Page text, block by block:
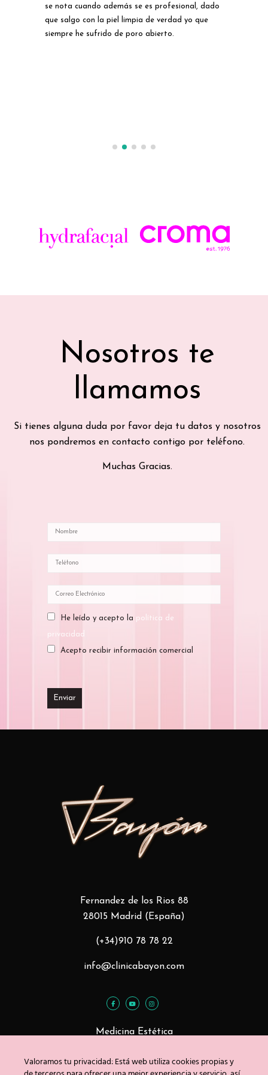
se nota cuando además se es profesional, dado
que salgo con la piel limpia de verdad yo que
siempre he sufrido de poro abierto.
Nosotros te
llamamos
Si tienes alguna duda por favor deja tu datos y nosotros
nos pondremos en contacto contigo por teléfono.
Muchas Gracias.
He leído y acepto la política de
privacidad
Acepto recibir información comercial
Fernandez de los Rios 88
28015 Madrid (España)
(+34)910 78 78 22
info@clinicabayon.com
Medicina Estética
Tratamientos Corporales
Valoramos tu privacidad: Está web utiliza cookies propias y